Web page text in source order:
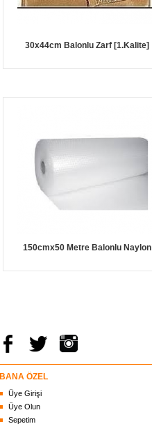
30x44cm Balonlu Zarf [1.Kalite]
150cmx50 Metre Balonlu Naylon
BANA ÖZEL
Üye Girişi
Üye Olun
Sepetim